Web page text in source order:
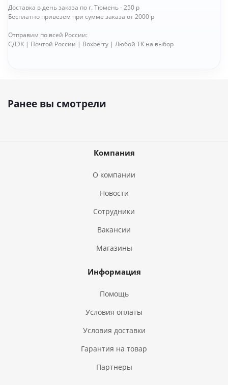
Доставка в день заказа по г. Тюмень - 250 р
Бесплатно привезем при сумме заказа от 2000 р
Отправим по всей России:
СДЭК | Почтой России | Boxberry | Любой ТК на выбор
Ранее вы смотрели
Компания
О компании
Новости
Сотрудники
Вакансии
Магазины
Информация
Помощь
Условия оплаты
Условия доставки
Гарантия на товар
Партнеры